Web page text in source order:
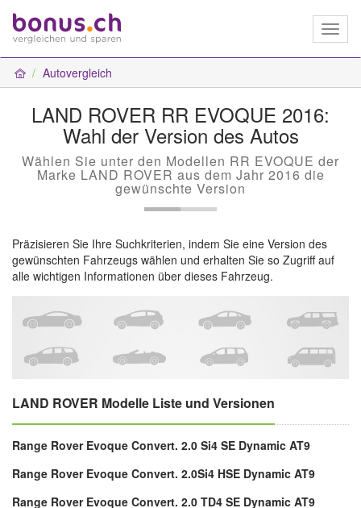
Autovergleich
LAND ROVER RR EVOQUE 2016:
Wahl der Version des Autos
Wählen Sie unter den Modellen RR EVOQUE der
Marke LAND ROVER aus dem Jahr 2016 die
gewünschte Version
Präzisieren Sie Ihre Suchkriterien, indem Sie eine Version des
gewünschten Fahrzeugs wählen und erhalten Sie so Zugriff auf
alle wichtigen Informationen über dieses Fahrzeug.
LAND ROVER Modelle Liste und Versionen
Range Rover Evoque Convert. 2.0 Si4 SE Dynamic AT9
Range Rover Evoque Convert. 2.0Si4 HSE Dynamic AT9
Range Rover Evoque Convert. 2.0 TD4 SE Dynamic AT9